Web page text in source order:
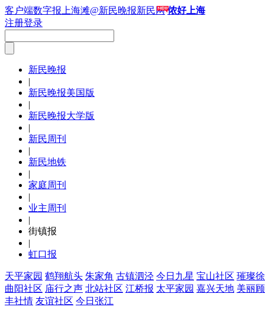
客户端数字报 上海滩@新民晚报新民网 侬好上海
注册登录
新民晚报
|
新民晚报美国版
|
新民晚报大学版
|
新民周刊
|
新民地铁
|
家庭周刊
|
业主周刊
|
街镇报
|
虹口报
天平家园 鹤翔航头 朱家角 古镇泗泾 今日九星 宝山社区 璀璨
曲阳社区 庙行之声 北站社区 江桥报 太平家园 嘉兴天地 美丽
丰社情 友谊社区 今日张江